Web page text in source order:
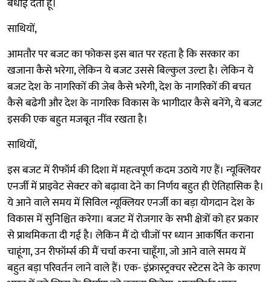
बधाई देता हूँ।
साथियों,
आमतौर पर बजट का फोकस इस बात पर रहता है कि सरकार का
खजाना कैसे भरेगा, लेकिन ये बजट उससे बिल्कुल उल्टा है। लेकिन ये
बजट देश के नागरिकों की जेब कैसे भरेगी, देश के नागरिकों की बचत
कैसे बढेगी और देश के नागरिक विकास के भागीदार कैसे बनेंगे, ये बजट
इसकी एक बहुत मजबूत नींव रखता है।
साथियों,
इस बजट में रीफॉर्म की दिशा में महत्वपूर्ण कदम उठाये गए हैं। न्यूक्लियर
एनर्जी में प्राइवेट सेक्टर को बढ़ावा देने का निर्णय बहुत ही ऐतिहासिक है।
ये आने वाले समय में सिविल न्यूक्लियर एनर्जी का बड़ा योगदान देश के
विकास में सुनिश्चित करेगा। बजट में रोजगार के सभी क्षेत्रों को हर प्रकार
से प्राथमिकता दी गई है। लेकिन मैं दो चीजों पर ध्यान आकर्षित कराना
चाहूंगा, उन रीफॉर्म्स की मैं चर्चा करना चाहूँगा, जो आने वाले समय में
बहुत बड़ा परिवर्तन लाने वाले हैं। एक- इंफ्रास्ट्रक्चर स्टेटस देने के कारण